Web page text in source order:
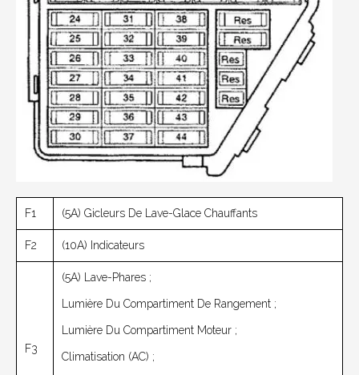
F1 (5A) Gicleurs De Lave-Glace Chauffants
F2 (10A) Indicateurs
F3
(5A) Lave-Phares ;
Lumière Du Compartiment De Rangement ;
Lumière Du Compartiment Moteur ;
Climatisation (AC) ;